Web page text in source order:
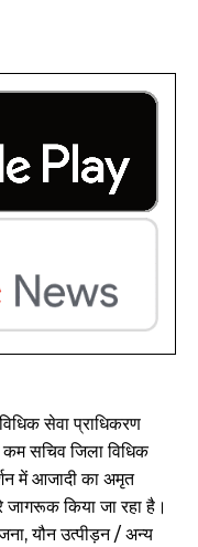
सेवा प्राधिकरण
कम सचिव जिला विधिक
में आजादी का अमृत
किया जा रहा है।
यौन उत्पीड़न / अन्य